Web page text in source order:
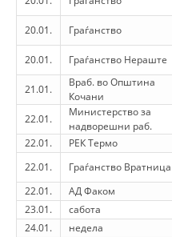
SHËRBIMI
VEPRIMTARI
20.01. Граѓанство
20.01. Граѓанство Нераште
21.01.
Враб. во Општина
Кочани
22.01.
Министерство за
надворешни раб.
22.01.
РЕК Термо
22.01.
Граѓанство Вратница
22.01.
АД Факом
23.01.
сабота
24.01.
недела